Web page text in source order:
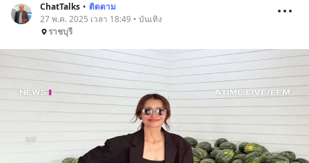
ChatTalks • ติดตาม
27 พ.ค. 2025 เวลา 18:49 • บันเทิง
ราชบุรี